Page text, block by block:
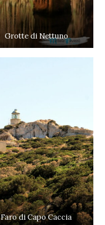
Grotte di Nettuno
Faro di Capo Caccia